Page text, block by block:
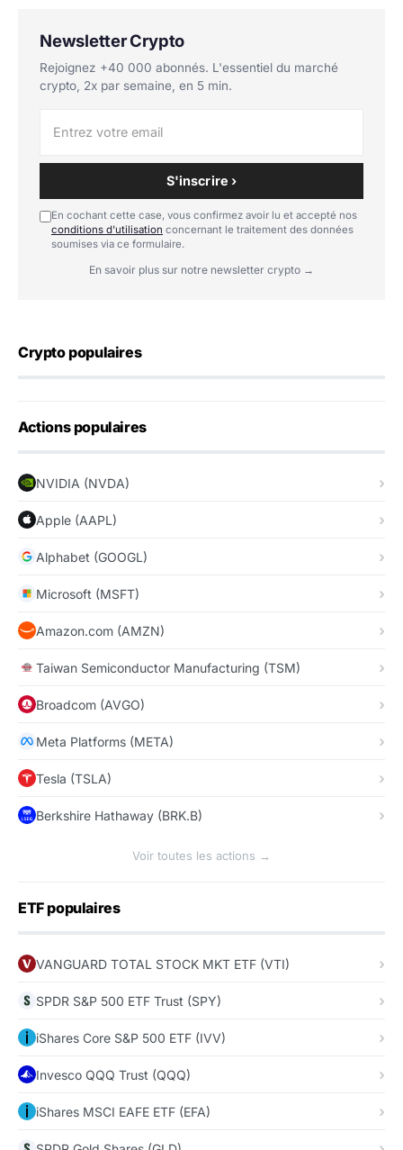
Newsletter Crypto
Rejoignez +40 000 abonnés. L'essentiel du marché
crypto, 2x par semaine, en 5 min.
S'inscrire ›
En cochant cette case, vous confirmez avoir lu et accepté nos
conditions d'utilisation concernant le traitement des données
soumises via ce formulaire.
En savoir plus sur notre newsletter crypto →
Crypto populaires
Actions populaires
NVIDIA (NVDA)
Apple (AAPL)
Alphabet (GOOGL)
Microsoft (MSFT)
Amazon.com (AMZN)
Taiwan Semiconductor Manufacturing (TSM)
Broadcom (AVGO)
Meta Platforms (META)
Tesla (TSLA)
Berkshire Hathaway (BRK.B)
Voir toutes les actions →
ETF populaires
VANGUARD TOTAL STOCK MKT ETF (VTI)
SPDR S&P 500 ETF Trust (SPY)
iShares Core S&P 500 ETF (IVV)
Invesco QQQ Trust (QQQ)
iShares MSCI EAFE ETF (EFA)